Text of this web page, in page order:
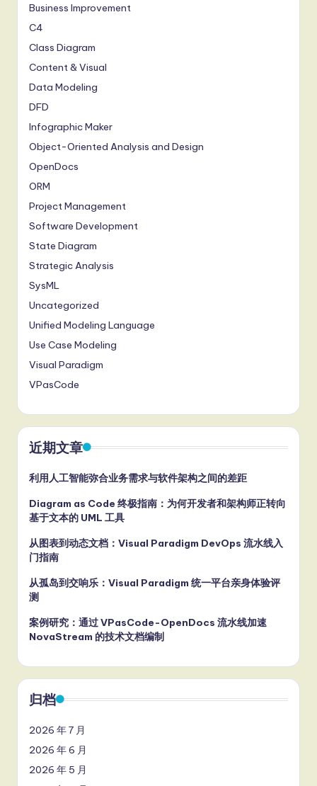
Business Improvement
C4
Class Diagram
Content & Visual
Data Modeling
DFD
Infographic Maker
Object-Oriented Analysis and Design
OpenDocs
ORM
Project Management
Software Development
State Diagram
Strategic Analysis
SysML
Uncategorized
Unified Modeling Language
Use Case Modeling
Visual Paradigm
VPasCode
近期文章
利用人工智能弥合业务需求与软件架构之间的差距
Diagram as Code 终极指南：为何开发者和架构师正转向
基于文本的 UML 工具
从图表到动态文档：Visual Paradigm DevOps 流水线入
门指南
从孤岛到交响乐：Visual Paradigm 统一平台亲身体验评
测
案例研究：通过 VPasCode-OpenDocs 流水线加速
NovaStream 的技术文档编制
归档
2026 年 7 月
2026 年 6 月
2026 年 5 月